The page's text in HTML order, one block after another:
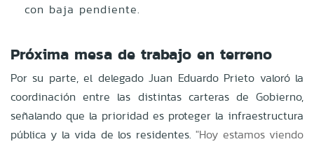
con baja pendiente.
Próxima mesa de trabajo en terreno
Por su parte, el delegado Juan Eduardo Prieto valoró la
coordinación entre las distintas carteras de Gobierno,
señalando que la prioridad es proteger la infraestructura
pública y la vida de los residentes."Hoy estamos viendo